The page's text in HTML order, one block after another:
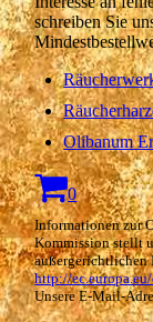
schreiben Sie
Olibanum
0
Informationen zur
Kommission stellt
http://
Unsere E-Mail-